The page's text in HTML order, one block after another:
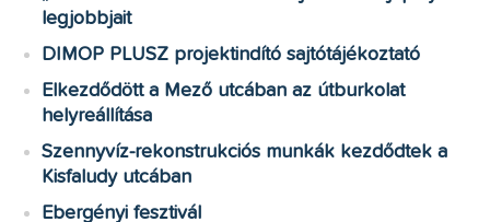
legjobbjait
DIMOP PLUSZ projektindító sajtótájékoztató
Elkezdődött a Mező utcában az útburkolat
helyreállítása
Szennyvíz-rekonstrukciós munkák kezdődtek a
Kisfaludy utcában
Ebergényi fesztivál